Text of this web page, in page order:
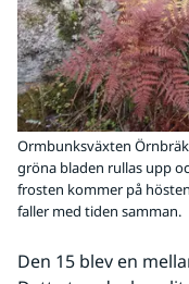
Ormbunksväxten
gröna bladen rullas upp
frosten kommer på
faller med tiden samman.
Den 15 blev en